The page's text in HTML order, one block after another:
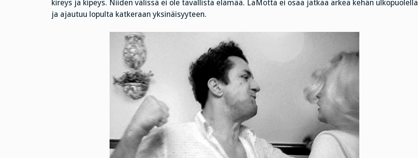
kireys ja kipeys. Niiden välissä ei ole tavallista elämää. LaMotta ei osaa jatkaa arkea kehän ulkopuolella
ja ajautuu lopulta katkeraan yksinäisyyteen.